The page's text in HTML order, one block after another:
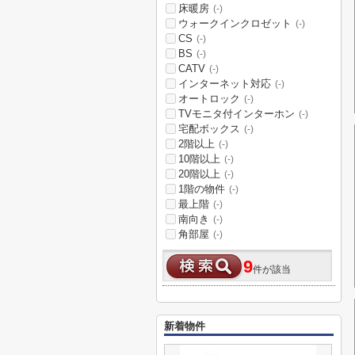
床暖房 (-)
ウォークインクロゼット (-)
CS (-)
BS (-)
CATV (-)
インターネット対応 (-)
オートロック (-)
TVモニタ付インターホン (-)
宅配ボックス (-)
2階以上 (-)
10階以上 (-)
20階以上 (-)
1階の物件 (-)
最上階 (-)
南向き (-)
角部屋 (-)
9件が該当
新着物件